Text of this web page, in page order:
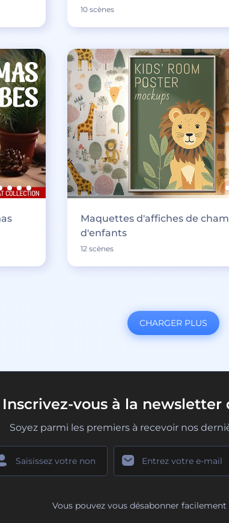
10 scènes
Maquettes d'affiches de
d'enfants
12 scènes
CHARGER PLUS
Inscrivez-vous à la newsletter
Soyez parmi les premiers à recevoir nos
Vous pouvez vous désabonner